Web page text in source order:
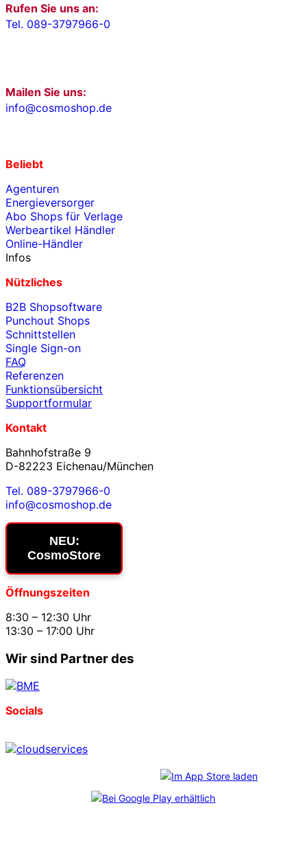
Rufen Sie uns an:
Tel. 089-3797966-0
Mailen Sie uns:
info@cosmoshop.de
Beliebt
Agenturen
Energieversorger
Abo Shops für Verlage
Werbeartikel Händler
Online-Händler
Infos
Nützliches
B2B Shopsoftware
Punchout Shops
Schnittstellen
Single Sign-on
FAQ
Referenzen
Funktionsübersicht
Supportformular
Kontakt
Bahnhofstraße 9
D-82223 Eichenau/München
Tel. 089-3797966-0
info@cosmoshop.de
NEU:
CosmoStore
Öffnungszeiten
8:30 – 12:30 Uhr
13:30 – 17:00 Uhr
Wir sind Partner des
Socials